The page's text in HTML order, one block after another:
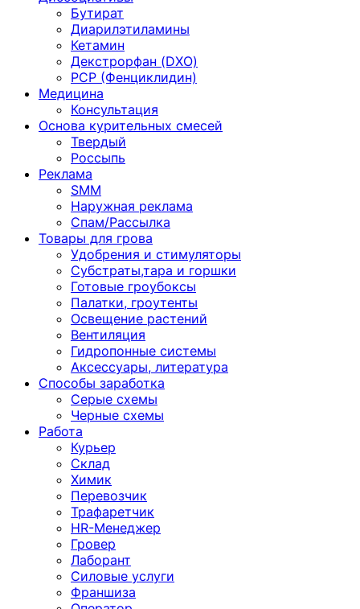
Бутират
Диарилэтиламины
Кетамин
Декстрорфан (DXO)
PCP (Фенциклидин)
Медицина
Консультация
Основа курительных смесей
Твердый
Россыпь
Реклама
SMM
Наружная реклама
Спам/Рассылка
Товары для грова
Удобрения и стимуляторы
Субстраты,тара и горшки
Готовые гроубоксы
Палатки, гроутенты
Освещение растений
Вентиляция
Гидропонные системы
Аксессуары, литература
Способы заработка
Серые схемы
Черные схемы
Работа
Курьер
Склад
Химик
Перевозчик
Трафаретчик
HR-Менеджер
Гровер
Лаборант
Силовые услуги
Франшиза